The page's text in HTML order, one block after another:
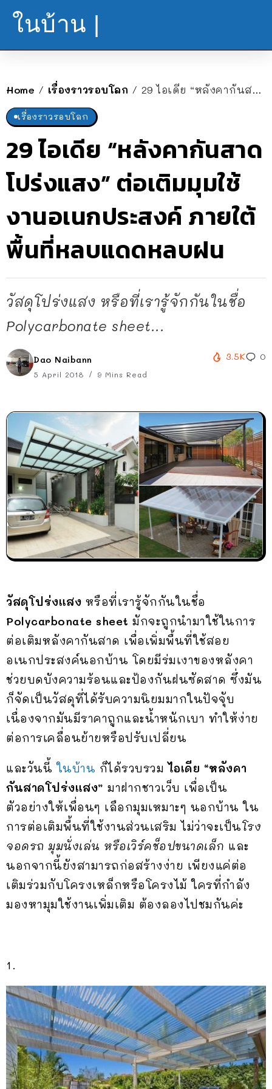
ในบ้าน |
Home / เรื่องราวรอบโลก / 29 ไอเดีย “หลังคากันสาดโปร่งแสง” ต่อเติมมุมใช้งานอเนกประสงค์ ภายใต้พื้นที่หลบแดดหลบฝน
เรื่องราวรอบโลก
29 ไอเดีย “หลังคากันสาด
โปร่งแสง” ต่อเติมมุมใช้
งานอเนกประสงค์ ภายใต้
พื้นที่หลบแดดหลบฝน
วัสดุโปร่งแสง หรือที่เรารู้จักกันในชื่อ
Polycarbonate sheet...
Dao Naibann
5 April 2018 9 Mins Read
3.5K 0
วัสดุโปร่งแสง หรือที่เรารู้จักกันในชื่อ
Polycarbonate sheet มักจะถูกนำมาใช้ในการ
ต่อเติมหลังคากันสาด เพื่อเพิ่มพื้นที่ใช้สอย
อเนกประสงค์นอกบ้าน โดยมีร่มเงาของหลังคา
ช่วยบดบังความร้อนและป้องกันฝนซัดสาด ซึ่งมัน
ก็จัดเป็นวัสดุที่ได้รับความนิยมมากในปัจจุับ
เนื่องจากมันมีราคาถูกและน้ำหนักเบา ทำให้ง่าย
ต่อการเคลื่อนย้ายหรือปรับเปลี่ยน
และวันนี้ในบ้าน ก็ได้รวบรวม ไอเดีย “หลังคา
กันสาดโปร่งแสง” มาฝากชาวเว็บ เพื่อเป็น
ตัวอย่างให้เพื่อนๆ เลือกมุมเหมาะๆ นอกบ้าน ใน
การต่อเติมพื้นที่ใช้งานส่วนเสริม ไม่ว่าจะเป็นโรง
จอดรถ มุมนั่งเล่น หรือเวิร์คช็อปขนาดเล็ก และ
นอกจากนี้ยังสามารถก่อสร้างง่าย เพียงแค่ต่อ
เติมร่วมกับโครงเหล็กหรือโครงไม้ ใครที่กำลัง
มองหามุมใช้งานเพิ่มเติม ต้องลองไปชมกันค่ะ
1.